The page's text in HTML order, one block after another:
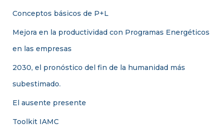
Conceptos básicos de P+L
Mejora en la productividad con Programas Energéticos
en las empresas
2030, el pronóstico del fin de la humanidad más
subestimado.
El ausente presente
Toolkit IAMC